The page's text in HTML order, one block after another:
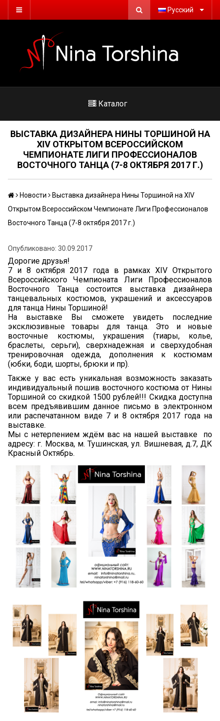
Русский
Каталог
ВЫСТАВКА ДИЗАЙНЕРА НИНЫ ТОРШИНОЙ НА
XIV ОТКРЫТОМ ВСЕРОССИЙСКОМ
ЧЕМПИОНАТЕ ЛИГИ ПРОФЕССИОНАЛОВ
ВОСТОЧНОГО ТАНЦА (7-8 ОКТЯБРЯ 2017 Г.)
Новости
Выставка дизайнера Нины Торшиной на XIV
Открытом Всероссийском Чемпионате Лиги Профессионалов
Восточного Танца (7-8 октября 2017 г.)
Опубликовано: 30.09.2017
Дорогие друзья!
7 и 8 октября 2017 года в рамках XIV Открытого
Всероссийского Чемпионата Лиги Профессионалов
Восточного Танца состоится выставка дизайнера
танцевальных костюмов, украшений и аксессуаров
для танца Нины Торшиной!
На выставке Вы сможете увидеть последние
эксклюзивные товары для танца. Это и новые
восточные костюмы, украшения (тиары, колье,
браслеты, серьги), сверхнадежная и сверхудобная
тренировочная одежда, дополнения к костюмам
(юбки, боди, шорты, брюки и пр).
Также у вас есть уникальная возможность заказать
индивидуальный пошив восточного костюма от Нины
Торшиной со скидкой 1500 рублей!!! Скидка доступна
всем предъявившим данное письмо в электронном
или распечатанном виде 7 и 8 октября 2017 года на
выставке.
Мы с нетерпением ждём вас на нашей выставке по
адресу: г. Москва, м. Тушинская, ул. Вишневая, д.7, ДК
Красный Октябрь.